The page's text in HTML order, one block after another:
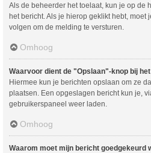
Als de beheerder het toelaat, kun je op de
het bericht. Als je hierop geklikt hebt, moet
volgen om de melding te versturen.
Omhoog
Waarvoor dient de "Opslaan"-knop bij
Hiermee kun je berichten opslaan om ze
plaatsen. Een opgeslagen bericht kun je,
gebruikerspaneel weer laden.
Omhoog
Waarom moet mijn bericht goedgekeurd